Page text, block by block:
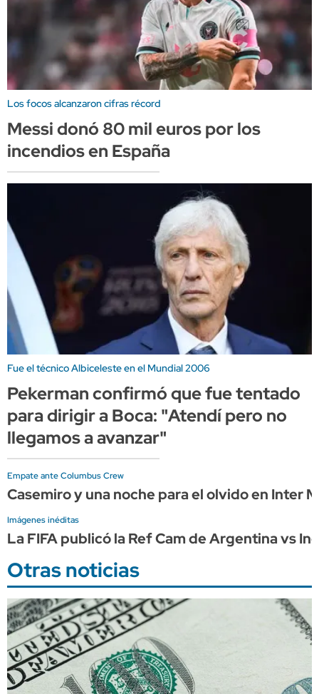
Los focos alcanzaron cifras récord
Messi donó 80 mil euros por los
incendios en España
Fue el técnico Albiceleste en el Mundial 2006
Pekerman confirmó que fue tentado
para dirigir a Boca: "Atendí pero no
llegamos a avanzar"
Empate ante Columbus Crew
Casemiro y una noche para el olvido en Inter
Imágenes inéditas
La FIFA publicó la Ref Cam de Argentina vs
Otras noticias